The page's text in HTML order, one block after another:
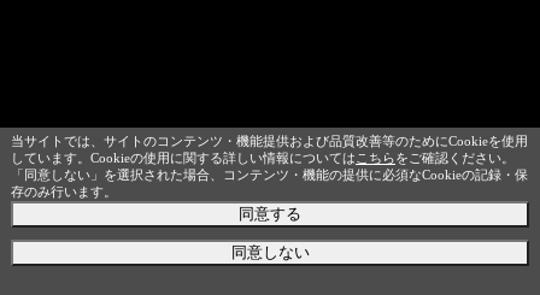
当サイトでは、サイトのコンテンツ・機能提供および品質改善等のためにCookieを使用
しています。Cookieの使用に関する詳しい情報については こちらをご確認ください。
「同意しない」を選択された場合、コンテンツ・機能の提供に必須なCookieの記録・保
存のみ行います。
同意する
同意しない